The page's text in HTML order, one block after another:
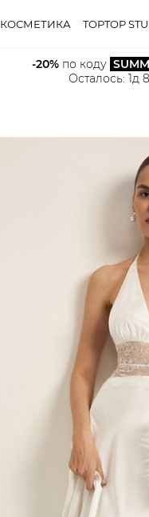
КОСМЕТИКА TOPTOP
-20% по коду
Осталось: 1д